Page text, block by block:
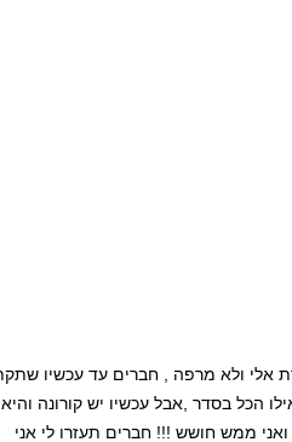
הכל בסדר ,אבל עכשיו יש קורונה והיא
ממשיכה להיצמד ‎כאילו אין קורונה בעולם ואני ממש חושש !!! ‎חברים תעזרו לי אני